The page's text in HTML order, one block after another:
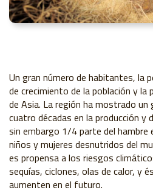
Un gran número de habitantes, la
de crecimiento de la población y la
de Asia. La región ha mostrado un
cuatro décadas en la producción y
sin embargo 1/4 parte del hambre
niños y mujeres desnutridos del
es propensa a los riesgos
sequías, ciclones, olas de calor, y
aumenten en el futuro.